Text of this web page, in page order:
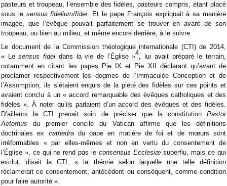
pasteurs et troupeau, l’ensemble des fidèles, pasteurs compris, étant placé
sous le sensus fidelium/fidei . Et le pape François expliquait à sa manière
imagée, que l’évêque pouvait parfaitement se trouver en avant de son
troupeau, ou bien au milieu, et même encore derrière, à le suivre.
Le document de la Commission théologique internationale (CTI) de 2014,
« Lesensus fidei dans la vie de l’Église »4, lui avait préparé le terrain,
notamment en citant les papes Pie IX et Pie XII déclarant qu’avant de
proclamer respectivement les dogmes de l’Immaculée Conception et de
l’Assomption, ils s’étaient enquis de la piété des fidèles sur ces points et
avaient conclu à un « accord remarquable des évêques catholiques et des
fidèles ». À noter qu’ils parlaient d’un accord des évêques et des fidèles.
D’ailleurs la CTI prenait soin de préciser que la constitution Pastor
Aeternus du premier concile du Vatican affirme que les définitions
doctrinalesex cathedradu pape en matière de foi et de mœurs sont
irréformables « par elles-mêmes et non en vertu du consentement de
l’Église », ce qui ne rend pas le consensus Ecclesiæ superflu, mais ce qui
exclut, disait la CTI, « la théorie selon laquelle une telle définition
réclamerait ce consentement, antécédent ou conséquent, comme condition
pour faire autorité ».